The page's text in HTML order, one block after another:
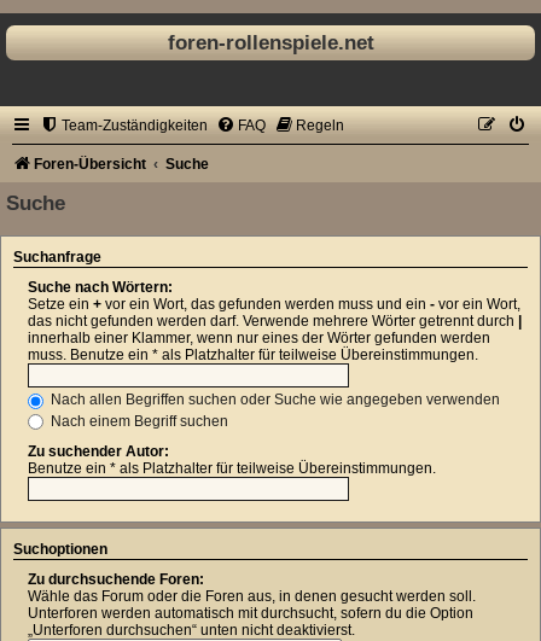
foren-rollenspiele.net
Team-Zuständigkeiten FAQ Regeln
Foren-Übersicht Suche
Suche
Suchanfrage
Suche nach Wörtern:
Setze ein + vor ein Wort, das gefunden werden muss und ein - vor ein Wort,
das nicht gefunden werden darf. Verwende mehrere Wörter getrennt durch
innerhalb einer Klammer, wenn nur eines der Wörter gefunden werden
muss. Benutze ein * als Platzhalter für teilweise Übereinstimmungen.
Nach allen Begriffen suchen oder Suche wie angegeben verwenden
Nach einem Begriff suchen
Zu suchender Autor:
Benutze ein * als Platzhalter für teilweise Übereinstimmungen.
Suchoptionen
Zu durchsuchende Foren:
Wähle das Forum oder die Foren aus, in denen gesucht werden soll.
Unterforen werden automatisch mit durchsucht, sofern du die Option
„Unterforen durchsuchen“ unten nicht deaktivierst.